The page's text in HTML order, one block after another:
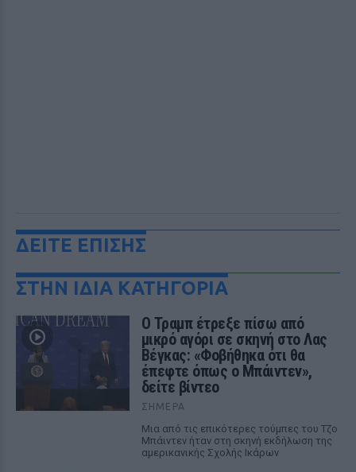
ΔΕΙΤΕ ΕΠΙΣΗΣ
ΣΤΗΝ ΙΔΙΑ ΚΑΤΗΓΟΡΙΑ
Ο Τραμπ έτρεξε πίσω από
μικρό αγόρι σε σκηνή στο Λας
Βέγκας: «Φοβήθηκα ότι θα
έπεφτε όπως ο Μπάιντεν»,
δείτε βίντεο
ΣΉΜΕΡΑ
Μια από τις επικότερες τούμπες του Τζο
Μπάιντεν ήταν στη σκηνή εκδήλωση της
αμερικανικής Σχολής Ικάρων